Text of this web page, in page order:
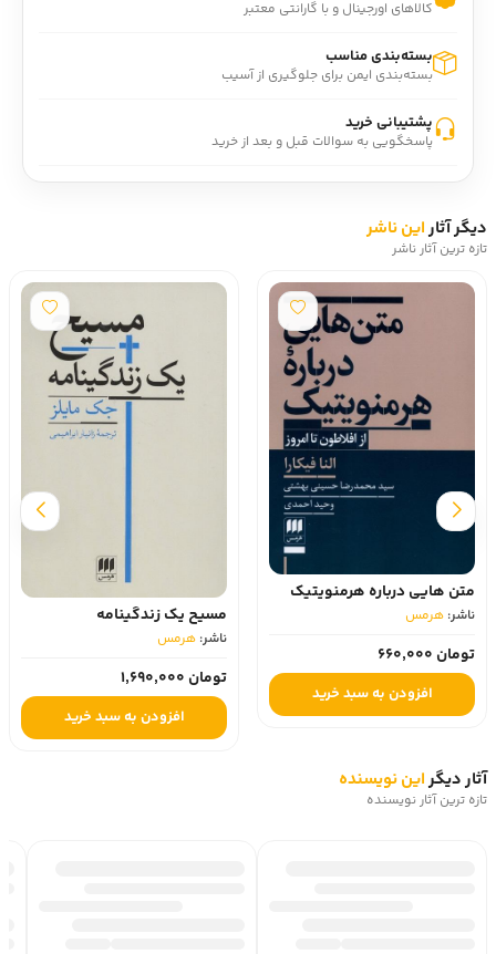
کالاهای اورجینال و با گارانتی معتبر
بسته‌بندی مناسب
بسته‌بندی ایمن برای جلوگیری از آسیب
پشتیبانی خرید
پاسخگویی به سوالات قبل و بعد از خرید
دیگر آثاراین ناشر
تازه ترین آثار ناشر
متن هایی درباره هرمنویتیک
ناشر: هرمس‏
تومان 660,000
افزودن به سبد خرید
مسیح یک زندگینامه
ناشر: هرمس‏
تومان 1,690,000
افزودن به سبد خرید
آثار دیگراین نویسنده
تازه ترین آثار نویسنده